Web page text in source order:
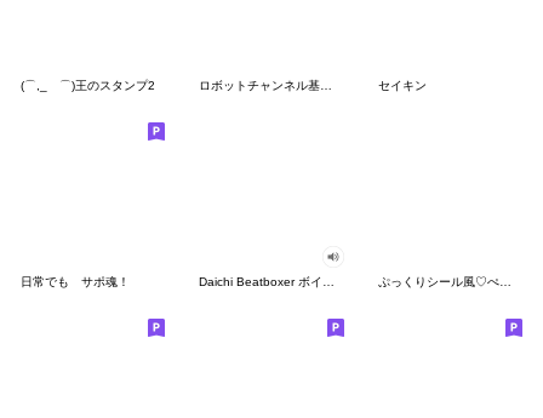
(⌒,_ゝ⌒)王のスタンプ2 ロボットチャンネル基本編② セイキン
日常でも サポ魂！ ぷっくりシール風♡ぺんぺんダジャレ